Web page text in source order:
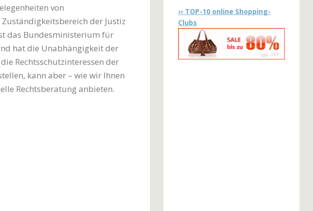
von
der Justiz
das Bundesministerium für
hat die Unabhängigkeit der
Rechtsschutzinteressen der
kann aber – wie wir Ihnen
Rechtsberatung anbieten.
›› TOP-10 online Shopping-
Clubs